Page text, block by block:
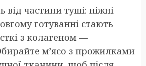
від частини туші: ніжні
готуванні стають
з колагеном —
м’ясо з прожилками